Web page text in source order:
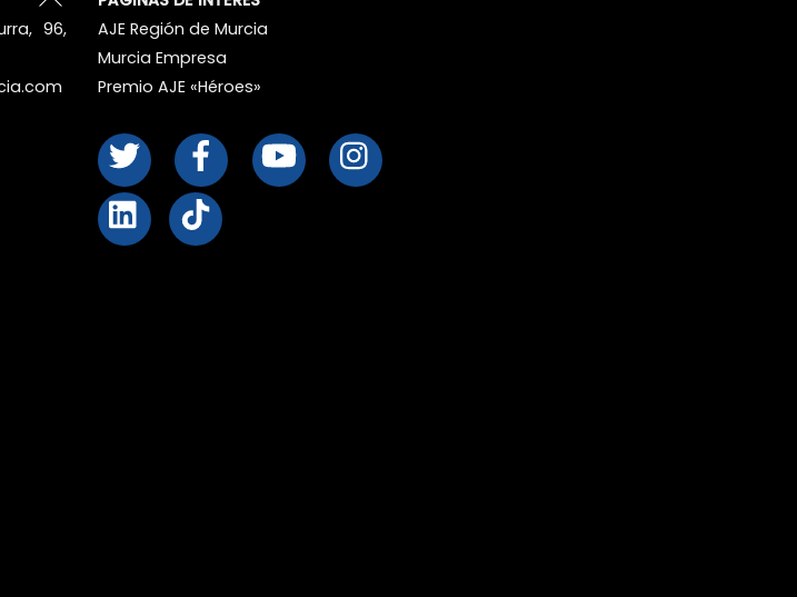
To
96,
AJE Región de Murcia
Murcia Empresa
Premio AJE «Héroes»